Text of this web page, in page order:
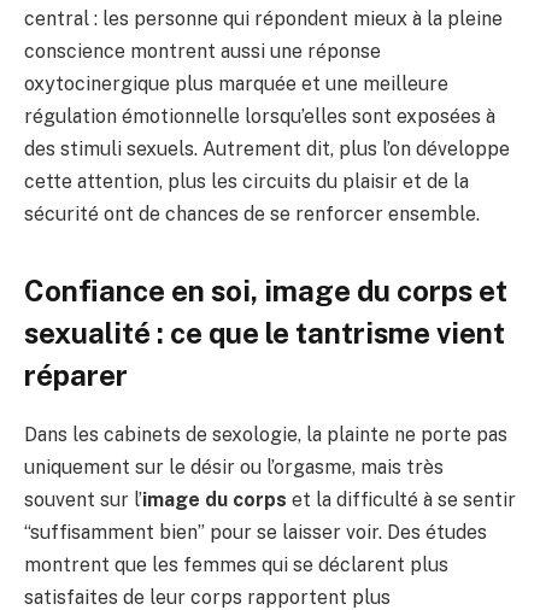
central : les personne qui répondent mieux à la pleine
conscience montrent aussi une réponse
oxytocinergique plus marquée et une meilleure
régulation émotionnelle lorsqu’elles sont exposées à
des stimuli sexuels. Autrement dit, plus l’on développe
cette attention, plus les circuits du plaisir et de la
sécurité ont de chances de se renforcer ensemble.
Confiance en soi, image du corps et
sexualité : ce que le tantrisme vient
réparer
Dans les cabinets de sexologie, la plainte ne porte pas
uniquement sur le désir ou l’orgasme, mais très
souvent sur l’image du corps et la difficulté à se sentir
“suffisamment bien” pour se laisser voir. Des études
montrent que les femmes qui se déclarent plus
satisfaites de leur corps rapportent plus